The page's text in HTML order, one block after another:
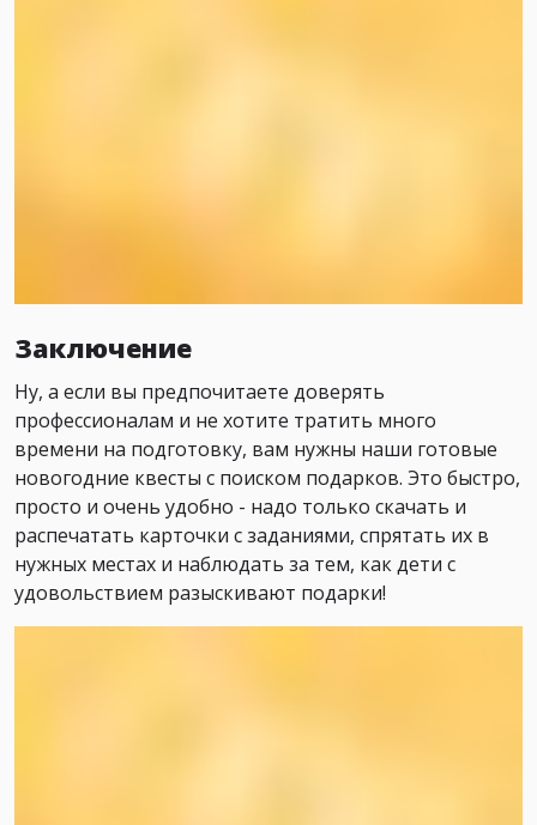
Заключение
Ну, а если вы предпочитаете доверять
профессионалам и не хотите тратить много
времени на подготовку, вам нужны наши готовые
новогодние квесты с поиском подарков. Это быстро,
просто и очень удобно - надо только скачать и
распечатать карточки с заданиями, спрятать их в
нужных местах и наблюдать за тем, как дети с
удовольствием разыскивают подарки!